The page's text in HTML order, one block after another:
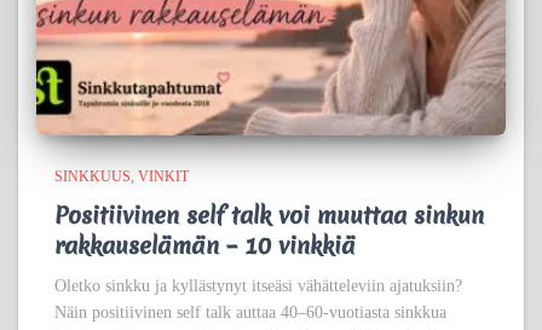
SINKKUUS VINKIT
Positiivinen self talk voi muuttaa sinkun
rakkauselämän – 10 vinkkiä
Oletko sinkku ja kyllästynyt itseäsi vähätteleviin ajatuksiin?
Näin positiivinen self talk auttaa 40–60-vuotiasta sinkkua